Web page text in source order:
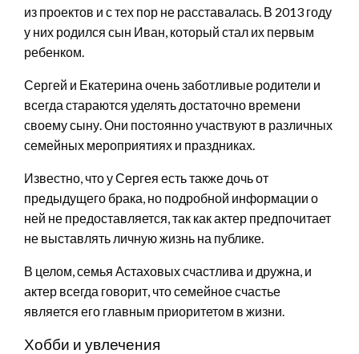
из проектов и с тех пор не расставалась. В 2013 году
у них родился сын Иван, который стал их первым
ребенком.
Сергей и Екатерина очень заботливые родители и
всегда стараются уделять достаточно времени
своему сыну. Они постоянно участвуют в различных
семейных мероприятиях и праздниках.
Известно, что у Сергея есть также дочь от
предыдущего брака, но подробной информации о
ней не предоставляется, так как актер предпочитает
не выставлять личную жизнь на публике.
В целом, семья Астаховых счастлива и дружна, и
актер всегда говорит, что семейное счастье
является его главным приоритетом в жизни.
Хобби и увлечения